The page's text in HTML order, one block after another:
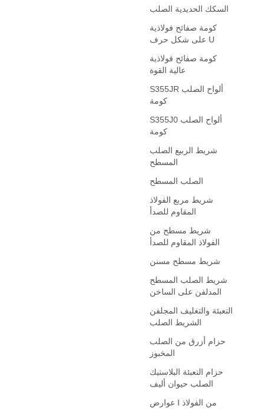
السكك الحديدية الصلب
كومة صفائح فولاذية
على شكل حرف U
كومة صفائح فولاذية
عالية القوة
S355JR ألواح الصلب
كومة
S355J0 ألواح الصلب
كومة
شريط الربيع الصلب
المسطح
الصلب المسطح
شريط مربع الفولاذ
المقاوم للصدأ
شريط مسطح من
الفولاذ المقاوم للصدأ
شريط مسطح مسنن
شريط الصلب المسطح
المدلفن على الساخن
التعبئة والتغليف المجلفن
الشريط الصلب
حزام أزرق من الصلب
المخبوز
حزام التعبئة البلاستيك
الصلب حيوان أليف
عوارض I من الفولاذ